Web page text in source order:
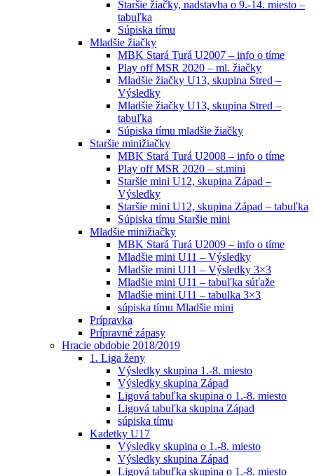
Staršie žiačky, nadstavba o 9.-14. miesto –
tabuľka
Súpiska tímu
Mladšie žiačky
MBK Stará Turá U2007 – info o tíme
Play off MSR 2020 – ml. žiačky
Mladšie žiačky U13, skupina Stred –
Výsledky
Mladšie žiačky U13, skupina Stred –
tabuľka
Súpiska tímu mladšie žiačky
Staršie minižiačky
MBK Stará Turá U2008 – info o tíme
Play off MSR 2020 – st.mini
Staršie mini U12, skupina Západ –
Výsledky
Staršie mini U12, skupina Západ – tabuľka
Súpiska tímu Staršie mini
Mladšie minižiačky
MBK Stará Turá U2009 – info o tíme
Mladšie mini U11 – Výsledky
Mladšie mini U11 – Výsledky 3×3
Mladšie mini U11 – tabuľka súťaže
Mladšie mini U11 – tabulka 3×3
súpiska tímu Mladšie mini
Prípravka
Prípravné zápasy
Hracie obdobie 2018/2019
1. Liga ženy
Výsledky skupina 1.-8. miesto
Výsledky skupina Západ
Ligová tabuľka skupina o 1.-8. miesto
Ligová tabuľka skupina Západ
súpiska tímu
Kadetky U17
Výsledky skupina o 1.-8. miesto
Výsledky skupina Západ
Ligová tabuľka skupina o 1.-8. miesto